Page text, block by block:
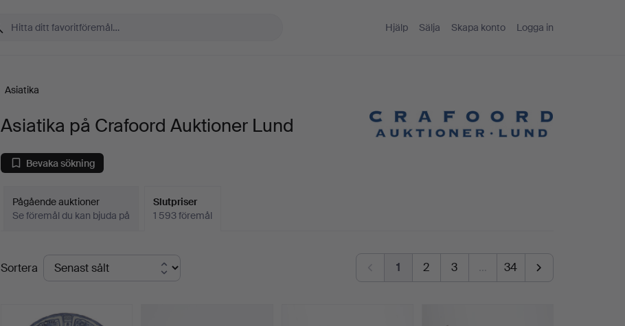
Hjälp Sälja Skapa konto Logga in
Asiatika
Asiatika på Crafoord Auktioner Lund
Bevaka sökning
Pågående auktioner
Se föremål du kan bjuda på
Slutpriser
1 593 föremål
Slutpriser
Sortera 1 2 3 … 34